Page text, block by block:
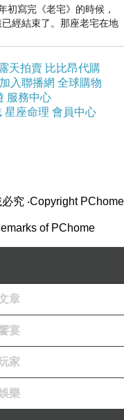
初寫完《老宅》的時候，
經結束了。那座老宅在地
開那片黑暗，
天拍賣 比比昂代購
加入聯播網 全球購物
服務中心
星座命理 會員中心
必究 ‧Copyright PChome
of PChome
章
宴
家
樂